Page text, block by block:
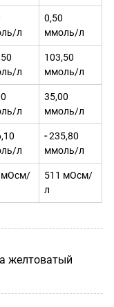
л
0,50
ммоль/л
л
103,50
ммоль/л
л
35,00
ммоль/л
л
-235,80
ммоль/л
мОсм/
511 мОсм/
л
желтоватый